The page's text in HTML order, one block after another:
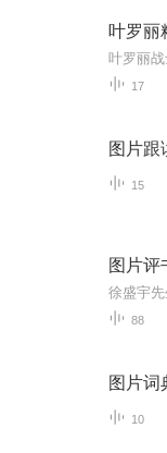
叶罗丽
17
图片跟
15
图片评
徐盛宇
88
图片词
10